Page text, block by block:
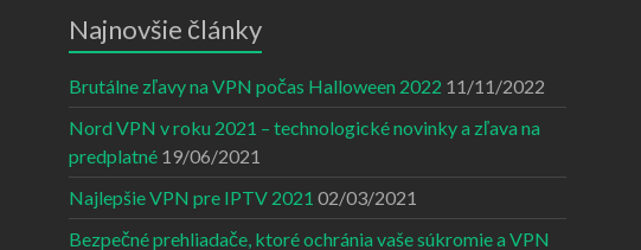
Najnovšie články
Brutálne zľavy na VPN počas Halloween 2022 11/11/2022
Nord VPN v roku 2021 – technologické novinky a zľava na
predplatné 19/06/2021
Najlepšie VPN pre IPTV 2021 02/03/2021
Bezpečné prehliadače, ktoré ochránia vaše súkromie a VPN